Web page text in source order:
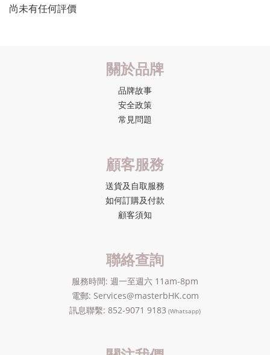
尚未有任何評價
關於品牌
品牌故事
安全政策
常見問題
顧客服務
送貨及自取服務
如何訂購及付款
顧客須知
聯絡查詢
服務時間: 週一至週六 11am-8pm
電郵: Services@masterbHK.com
訊息聯繫: 852-9071 9183 (Whatsapp)